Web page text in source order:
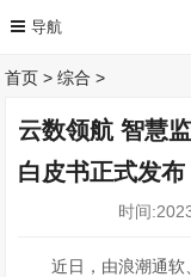
首页 >综合 >
云数领航 智慧
白皮书正式发布
时间
近日，由浪潮通